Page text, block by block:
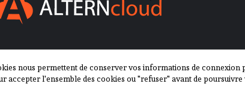
nous permettent de conserver vos informations de
accepter l'ensemble des cookies ou "refuser" avant de